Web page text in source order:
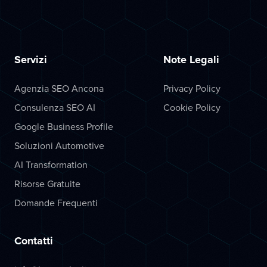
Servizi
Agenzia SEO Ancona
Consulenza SEO AI
Google Business Profile
Soluzioni Automotive
AI Transformation
Risorse Gratuite
Domande Frequenti
Note Legali
Privacy Policy
Cookie Policy
Contatti